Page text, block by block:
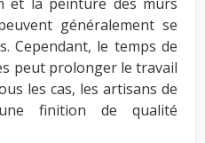
généralement se
Cependant, le temps de
peut prolonger le travail
les cas, les artisans de
finition de qualité